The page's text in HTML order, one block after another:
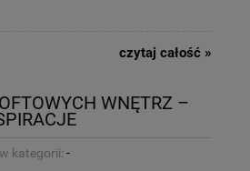
czytaj całość »
WNĘTRZ –
w kategorii: -